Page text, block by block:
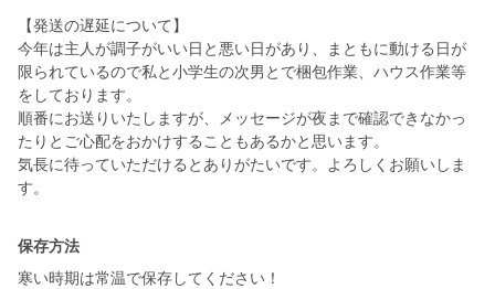
【発送の遅延について】
今年は主人が調子がいい日と悪い日があり、まともに動ける日が
限られているので私と小学生の次男とで梱包作業、ハウス作業等
をしております。
順番にお送りいたしますが、メッセージが夜まで確認できなかっ
たりとご心配をおかけすることもあるかと思います。
気長に待っていただけるとありがたいです。よろしくお願いしま
す。
保存方法
寒い時期は常温で保存してください！